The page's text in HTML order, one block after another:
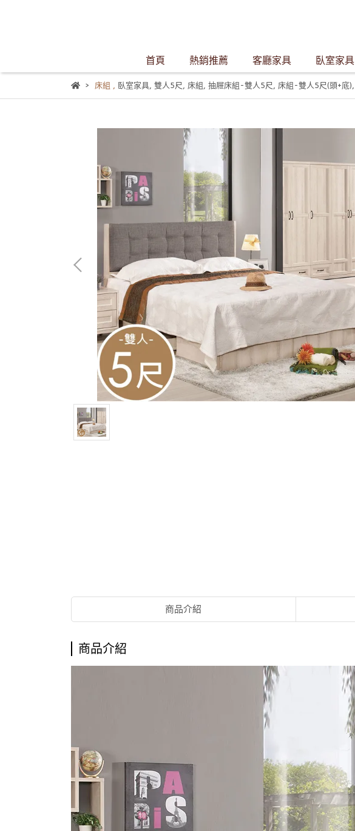
首頁 熱銷推薦 客廳家具 臥室家具
床組 , 臥室家具, 雙人5尺 , 床組 , 抽屜床組-雙人5尺 , 床組-雙人5尺(頭+底),
商品介紹
商品介紹